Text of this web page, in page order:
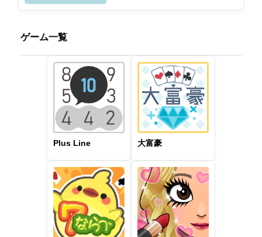
ゲーム一覧
Plus Line 大富豪